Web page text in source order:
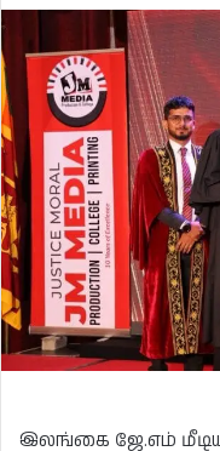
இலங்கை ஜே.எம்